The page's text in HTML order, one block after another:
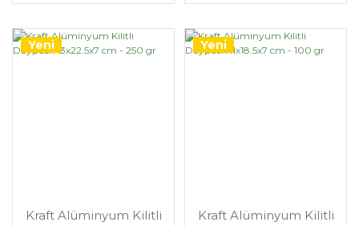
Yeni
Kraft Alüminyum Kilitli
Yeni
Kraft Alüminyum Kilitli